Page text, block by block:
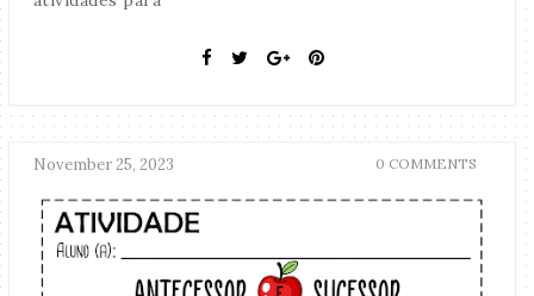
November 25, 2023 0 COMMENTS